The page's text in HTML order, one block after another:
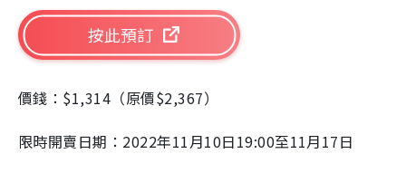
按此預訂
價錢：$1,314（原價$2,367）
限時開賣日期：2022年11月10日19:00至11月17日